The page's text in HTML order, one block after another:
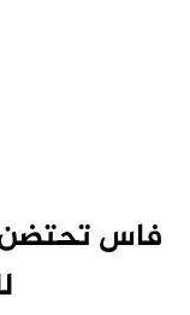
فاس